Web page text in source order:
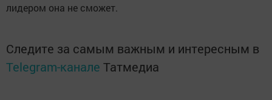
лидером она не сможет.
Следите за самым важным и интересным в
Telegram-канале Татмедиа